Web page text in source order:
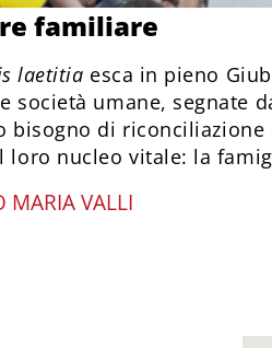
familiare
laetitia esca in pieno
società umane, segnate
bisogno di riconciliazione
loro nucleo vitale: la
MARIA VALLI